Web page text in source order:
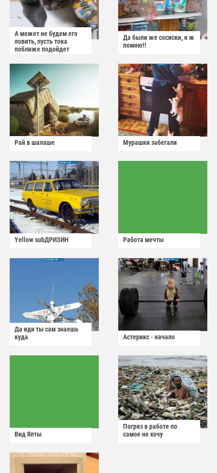
А может не будем его
ловить, пусть тока
поближе подойдет
Да были же сосиски, я ж
помню!!
Рай в шалаше Мурашки забегали
Yellow subДРИЗИН Работа мечты
Да иди ты сам знаешь
куда
Астерикс - начало
Вид Ялты
Погряз в работе по
самое не хочу